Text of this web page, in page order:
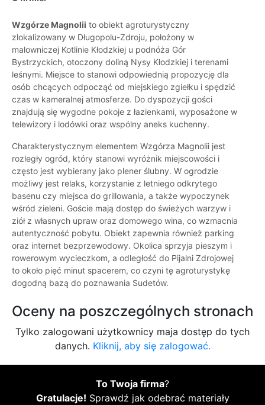
Wzgórze Magnolii to obiekt agroturystyczny
zlokalizowany w Długopolu-Zdroju, położony w
malowniczej Kotlinie Kłodzkiej u podnóża Gór
Bystrzyckich, otoczony doliną Nysy Kłodzkiej i terenami
leśnymi. Miejsce to stanowi odpowiednią propozycję dla
osób chcących odpocząć od miejskiego zgiełku i spędzić
czas w kameralnej atmosferze. Do dyspozycji gości
znajdują się wygodne pokoje z łazienkami, wyposażone w
telewizory i lodówki oraz wspólny aneks kuchenny.
Charakterystycznym elementem Wzgórza Magnolii jest
rozległy ogród, który stanowi wyróżnik miejscowości i
często jest wybierany jako plener ślubny. W ogrodzie
możliwy jest relaks, korzystanie z letniego odkrytego
basenu czy miejsca do grillowania, a także wypoczynek
wśród zieleni. Goście mają dostęp do świeżych warzyw i
ziół z własnych upraw oraz domowego wina, co wzmacnia
autentyczność pobytu. Obiekt zapewnia również parking
oraz internet bezprzewodowy. Okolica sprzyja pieszym i
rowerowym wycieczkom, a odległość do Pijalni Zdrojowej
to około pięć minut spacerem, co czyni tę agroturystykę
dogodną bazą do poznawania Sudetów.
Oceny na poszczególnych stronach
Tylko zalogowani użytkownicy maja dostęp do tych
danych. Kliknij, aby się zalogować.
To Twoja firma?
Gratulacje! Sprawdź jak odebrać materiały